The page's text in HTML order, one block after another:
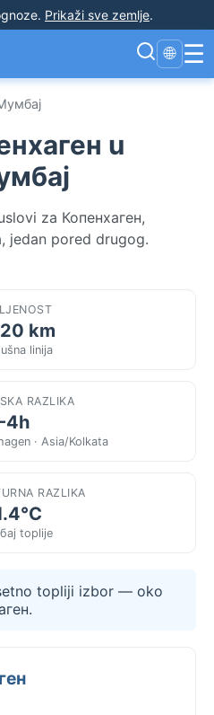
. Prikaži sve zemlje.
🌐 ☰
u
za Копенхаген,
jedan pored drugog.
km
linija
RAZLIKA
-4h
· Asia/Kolkata
RAZLIKA
toplije
topliji izbor — oko